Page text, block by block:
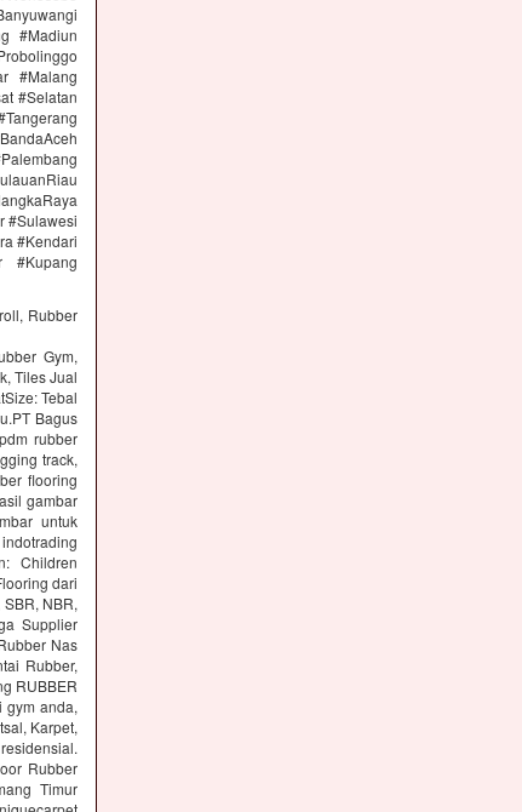
#Madiun
#Malang
#Selatan
#Sulawesi
#Kendari
#Kupang
Rubber
Gym,
Tiles Jual
Tebal
Bagus
rubber
track,
flooring
gambar
untuk
Children
dari
NBR,
Supplier
Nas
Rubber,
RUBBER
gym anda,
Karpet,
Rubber
Timur